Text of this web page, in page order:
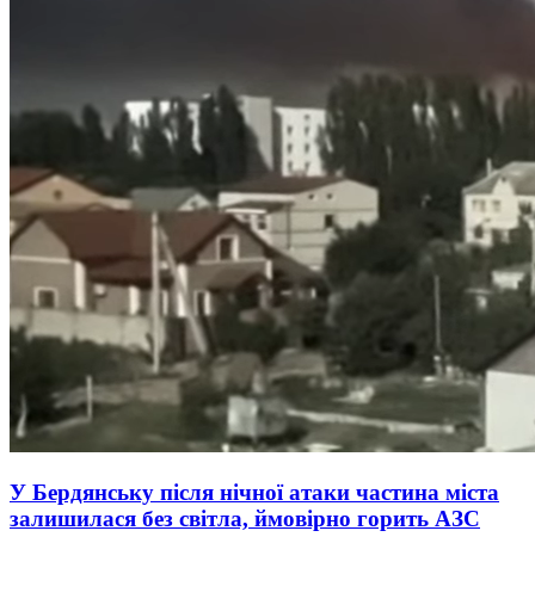
У Бердянську після нічної атаки частина міста
залишилася без світла, ймовірно горить АЗС